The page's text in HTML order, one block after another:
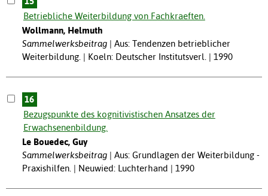
Betriebliche Weiterbildung von Fachkraeften.
Wollmann, Helmuth
Sammelwerksbeitrag
Aus: Tendenzen betrieblicher
Weiterbildung. | Koeln: Deutscher Institutsverl. | 1990
16
Bezugspunkte des kognitivistischen Ansatzes der
Erwachsenenbildung.
Le Bouedec, Guy
Sammelwerksbeitrag
Aus: Grundlagen der Weiterbildung -
Praxishilfen. | Neuwied: Luchterhand | 1990